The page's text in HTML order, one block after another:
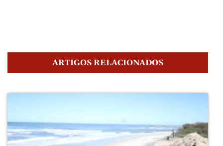
ARTIGOS RELACIONADOS